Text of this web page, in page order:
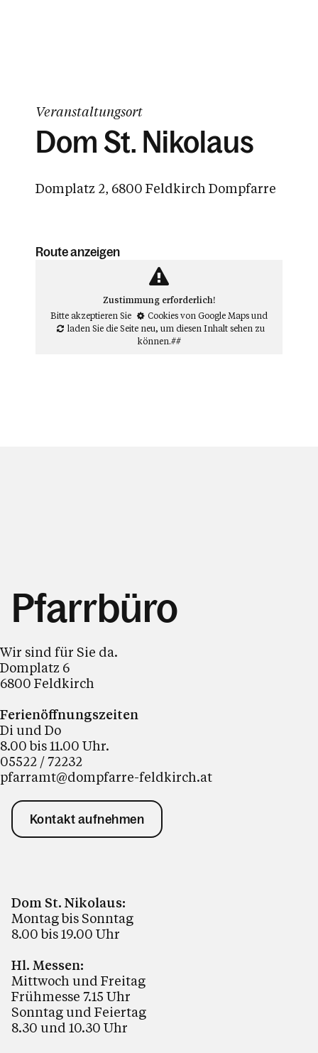
Veranstaltungsort
Dom St. Nikolaus
Domplatz 2, 6800 Feldkirch Dompfarre
Route anzeigen
Zustimmung erforderlich!
Bitte akzeptieren Sie
Cookies von Google Mapsund
laden Sie die Seite neu, um diesen Inhalt sehen zu
können.##
Pfarrbüro
Wir sind für Sie da.
Domplatz 6
6800 Feldkirch
Ferienöffnungszeiten
Di und Do
8.00 bis 11.00 Uhr.
05522 / 72232
pfarramt@dompfarre-feldkirch.at
Kontakt aufnehmen
Dom St. Nikolaus:
Montag bis Sonntag
8.00 bis 19.00 Uhr
Hl. Messen:
Mittwoch und Freitag
Frühmesse 7.15 Uhr
Sonntag und Feiertag
8.30 und 10.30 Uhr